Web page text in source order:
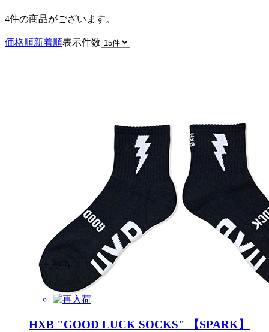
4件の商品がございます。
価格順新着順表示件数
HXB "GOOD LUCK SOCKS" 【SPARK】